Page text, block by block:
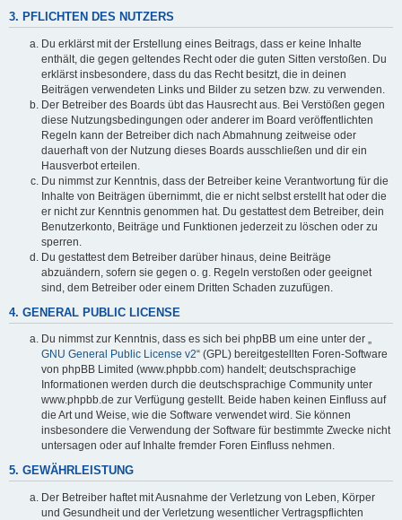
3. PFLICHTEN DES NUTZERS
Du erklärst mit der Erstellung eines Beitrags, dass er keine Inhalte
enthält, die gegen geltendes Recht oder die guten Sitten verstoßen. Du
erklärst insbesondere, dass du das Recht besitzt, die in deinen
Beiträgen verwendeten Links und Bilder zu setzen bzw. zu verwenden.
Der Betreiber des Boards übt das Hausrecht aus. Bei Verstößen gegen
diese Nutzungsbedingungen oder anderer im Board veröffentlichten
Regeln kann der Betreiber dich nach Abmahnung zeitweise oder
dauerhaft von der Nutzung dieses Boards ausschließen und dir ein
Hausverbot erteilen.
Du nimmst zur Kenntnis, dass der Betreiber keine Verantwortung für die
Inhalte von Beiträgen übernimmt, die er nicht selbst erstellt hat oder die
er nicht zur Kenntnis genommen hat. Du gestattest dem Betreiber, dein
Benutzerkonto, Beiträge und Funktionen jederzeit zu löschen oder zu
sperren.
Du gestattest dem Betreiber darüber hinaus, deine Beiträge
abzuändern, sofern sie gegen o. g. Regeln verstoßen oder geeignet
sind, dem Betreiber oder einem Dritten Schaden zuzufügen.
4. GENERAL PUBLIC LICENSE
Du nimmst zur Kenntnis, dass es sich bei phpBB um eine unter der „
GNU General Public License v2“ (GPL) bereitgestellten Foren-Software
von phpBB Limited (www.phpbb.com) handelt; deutschsprachige
Informationen werden durch die deutschsprachige Community unter
www.phpbb.de zur Verfügung gestellt. Beide haben keinen Einfluss auf
die Art und Weise, wie die Software verwendet wird. Sie können
insbesondere die Verwendung der Software für bestimmte Zwecke nicht
untersagen oder auf Inhalte fremder Foren Einfluss nehmen.
5. GEWÄHRLEISTUNG
Der Betreiber haftet mit Ausnahme der Verletzung von Leben, Körper
und Gesundheit und der Verletzung wesentlicher Vertragspflichten